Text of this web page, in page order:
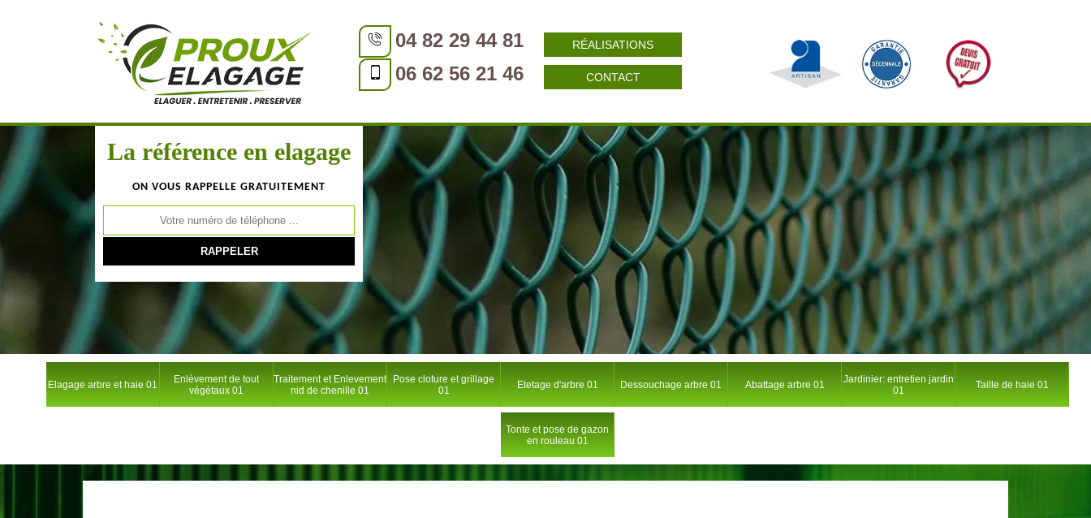
04 82 29 44 81
06 62 56 21 46
RÉALISATIONS
CONTACT
La référence en elagage
ON VOUS RAPPELLE GRATUITEMENT
Elagage arbre et haie 01
Enlèvement de tout
végétaux 01
Traitement et Enlevement
nid de chenille 01
Pose cloture et grillage
01
Etetage d'arbre 01 Dessouchage arbre 01 Abattage arbre 01
Jardinier: entretien jardin
01
Taille de haie 01
Tonte et pose de gazon
en rouleau 01